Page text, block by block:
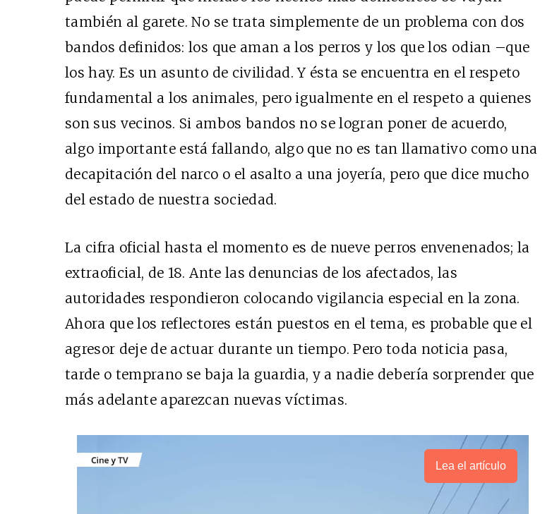
también al garete. No se trata simplemente de un problema con dos
bandos definidos: los que aman a los perros y los que los odian –que
los hay. Es un asunto de civilidad. Y ésta se encuentra en el respeto
fundamental a los animales, pero igualmente en el respeto a quienes
son sus vecinos. Si ambos bandos no se logran poner de acuerdo,
algo importante está fallando, algo que no es tan llamativo como una
decapitación del narco o el asalto a una joyería, pero que dice mucho
del estado de nuestra sociedad.
La cifra oficial hasta el momento es de nueve perros envenenados; la
extraoficial, de 18. Ante las denuncias de los afectados, las
autoridades respondieron colocando vigilancia especial en la zona.
Ahora que los reflectores están puestos en el tema, es probable que el
agresor deje de actuar durante un tiempo. Pero toda noticia pasa,
tarde o temprano se baja la guardia, y a nadie debería sorprender que
más adelante aparezcan nuevas víctimas.
Lea el artículo